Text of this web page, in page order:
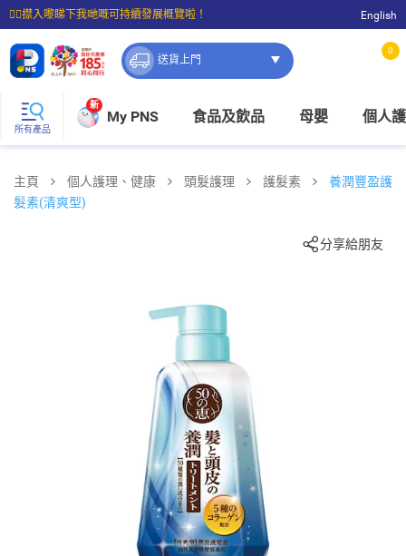
☝🏼㩒入嚟睇下我哋嘅可持續發展概覽啦！
⭐購物滿$399即享免費送貨；滿$100即可免費店取。
English
送貨上門
0
所有產品
新
My PNS 食品及飲品 母嬰 個人
主頁 個人護理、健康 頭髮護理 護髮素
養潤豐盈護
髮素(清爽型)
分享給朋友